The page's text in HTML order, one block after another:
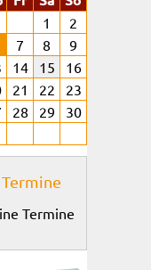
1
2
7 8
9
14 15
16
21 22
23
28 29
30
Termine